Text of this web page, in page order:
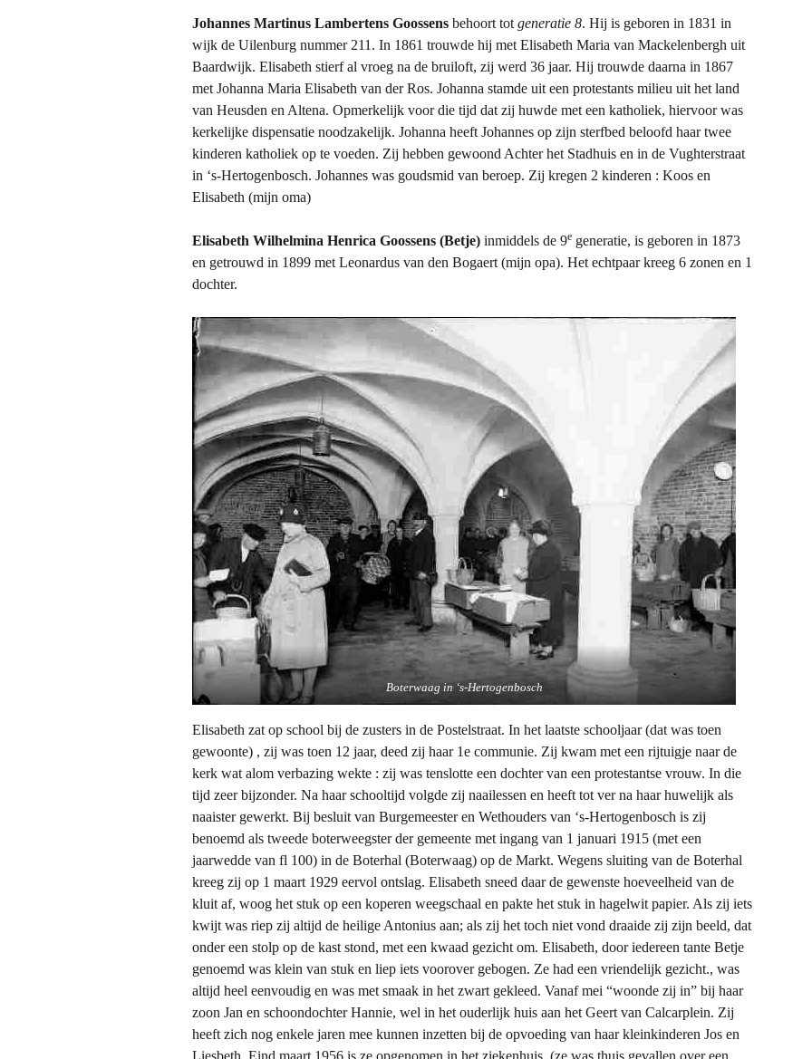
Johannes Martinus Lambertens Goossens behoort tot generatie 8. Hij is geboren in 1831 in
wijk de Uilenburg nummer 211. In 1861 trouwde hij met Elisabeth Maria van Mackelenbergh uit
Baardwijk. Elisabeth stierf al vroeg na de bruiloft, zij werd 36 jaar. Hij trouwde daarna in 1867
met Johanna Maria Elisabeth van der Ros. Johanna stamde uit een protestants milieu uit het land
van Heusden en Altena. Opmerkelijk voor die tijd dat zij huwde met een katholiek, hiervoor was
kerkelijke dispensatie noodzakelijk. Johanna heeft Johannes op zijn sterfbed beloofd haar twee
kinderen katholiek op te voeden. Zij hebben gewoond Achter het Stadhuis en in de Vughterstraat
in ‘s-Hertogenbosch. Johannes was goudsmid van beroep. Zij kregen 2 kinderen : Koos en
Elisabeth (mijn oma)
Elisabeth Wilhelmina Henrica Goossens (Betje) inmiddels de 9e generatie, is geboren in 1873
en getrouwd in 1899 met Leonardus van den Bogaert (mijn opa). Het echtpaar kreeg 6 zonen en 1
dochter.
Boterwaag in ‘s-Hertogenbosch
Elisabeth zat op school bij de zusters in de Postelstraat. In het laatste schooljaar (dat was toen
gewoonte) , zij was toen 12 jaar, deed zij haar 1e communie. Zij kwam met een rijtuigje naar de
kerk wat alom verbazing wekte : zij was tenslotte een dochter van een protestantse vrouw. In die
tijd zeer bijzonder. Na haar schooltijd volgde zij naailessen en heeft tot ver na haar huwelijk als
naaister gewerkt. Bij besluit van Burgemeester en Wethouders van ‘s-Hertogenbosch is zij
benoemd als tweede boterweegster der gemeente met ingang van 1 januari 1915 (met een
jaarwedde van fl 100) in de Boterhal (Boterwaag) op de Markt. Wegens sluiting van de Boterhal
kreeg zij op 1 maart 1929 eervol ontslag. Elisabeth sneed daar de gewenste hoeveelheid van de
kluit af, woog het stuk op een koperen weegschaal en pakte het stuk in hagelwit papier. Als zij iets
kwijt was riep zij altijd de heilige Antonius aan; als zij het toch niet vond draaide zij zijn beeld, dat
onder een stolp op de kast stond, met een kwaad gezicht om. Elisabeth, door iedereen tante Betje
genoemd was klein van stuk en liep iets voorover gebogen. Ze had een vriendelijk gezicht., was
altijd heel eenvoudig en was met smaak in het zwart gekleed. Vanaf mei “woonde zij in” bij haar
zoon Jan en schoondochter Hannie, wel in het ouderlijk huis aan het Geert van Calcarplein. Zij
heeft zich nog enkele jaren mee kunnen inzetten bij de opvoeding van haar kleinkinderen Jos en